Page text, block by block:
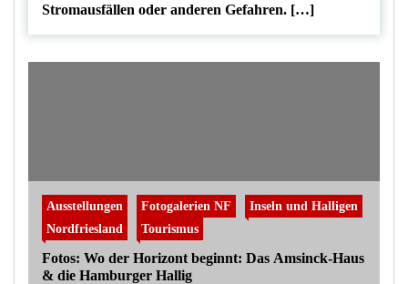
Stromausfällen oder anderen Gefahren. […]
Ausstellungen Fotogalerien NF
Inseln und Halligen
Nordfriesland
Tourismus
Fotos: Wo der Horizont beginnt: Das Amsinck-Haus
& die Hamburger Hallig